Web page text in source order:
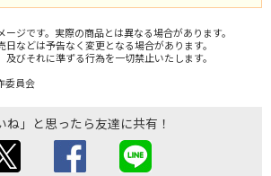
ジです。実際の商品とは異なる場合があります。
などは予告なく変更となる場合があります。
びそれに準ずる行為を一切禁止いたします。
委員会
ね」と思ったら友達に共有！